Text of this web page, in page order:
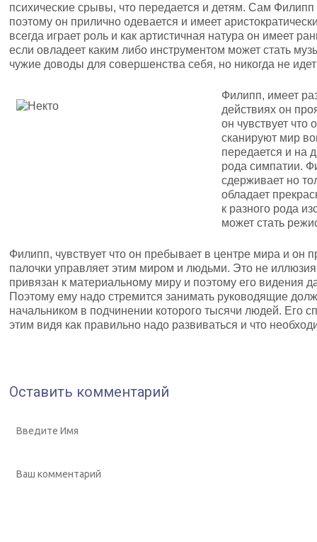
психические срывы, что передается и детям. Сам Филипп
поэтому он прилично одевается и имеет
всегда играет роль и как артистичная натура он имеет
если овладеет каким либо инструментом может стать
чужие доводы для совершенства себя, но никогда не идет
Филипп, имеет
действиях он
он чувствует что
сканируют мир
передается и на
рода симпатии.
сдерживает но
обладает
к разного рода
может стать
Филипп, чувствует что он пребывает в центре мира и он
палочки управляет этим миром и людьми. Это не
привязан к материальному миру и поэтому его видения
Поэтому ему надо стремится занимать руководящие
начальником в подчинении которого тысячи людей. Его
этим видя как правильно надо развиваться и что
Оставить комментарий